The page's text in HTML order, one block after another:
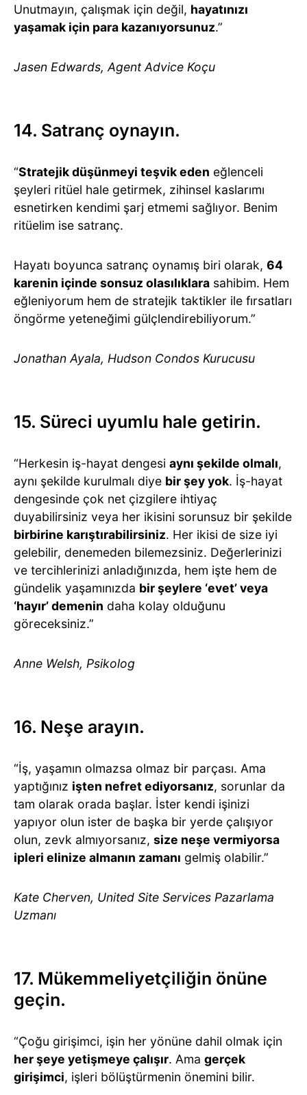
Unutmayın, çalışmak için değil, hayatınızı
yaşamak için para kazanıyorsunuz.”
Jasen Edwards, Agent Advice Koçu
14. Satranç oynayın.
“Stratejik düşünmeyi teşvik eden eğlenceli
şeyleri ritüel hale getirmek, zihinsel kaslarımı
esnetirken kendimi şarj etmemi sağlıyor. Benim
ritüelim ise satranç.
Hayatı boyunca satranç oynamış biri olarak, 64
karenin içinde sonsuz olasılıklara sahibim. Hem
eğleniyorum hem de stratejik taktikler ile fırsatları
öngörme yeteneğimi gülçlendirebiliyorum.”
Jonathan Ayala, Hudson Condos Kurucusu
15. Süreci uyumlu hale getirin.
“Herkesin iş-hayat dengesi aynı şekilde olmalı,
aynı şekilde kurulmalı diye bir şey yok. İş-hayat
dengesinde çok net çizgilere ihtiyaç
duyabilirsiniz veya her ikisini sorunsuz bir şekilde
birbirine karıştırabilirsiniz. Her ikisi de size iyi
gelebilir, denemeden bilemezsiniz. Değerlerinizi
ve tercihlerinizi anladığınızda, hem işte hem de
gündelik yaşamınızda bir şeylere ‘evet’ veya
‘hayır’ demenin daha kolay olduğunu
göreceksiniz.”
Anne Welsh, Psikolog
16. Neşe arayın.
“İş, yaşamın olmazsa olmaz bir parçası. Ama
yaptığınız işten nefret ediyorsanız, sorunlar da
tam olarak orada başlar. İster kendi işinizi
yapıyor olun ister de başka bir yerde çalışıyor
olun, zevk almıyorsanız, size neşe vermiyorsa
ipleri elinize almanın zamanı gelmiş olabilir.”
Kate Cherven, United Site Services Pazarlama
Uzmanı
17. Mükemmeliyetçiliğin önüne
geçin.
“Çoğu girişimci, işin her yönüne dahil olmak için
her şeye yetişmeye çalışır. Ama gerçek
girişimci, işleri bölüştürmenin önemini bilir.